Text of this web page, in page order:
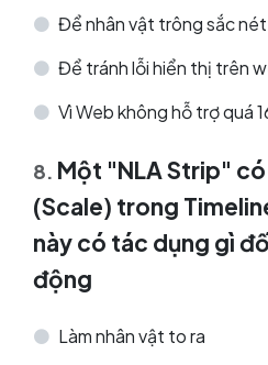
Để nhân vật trông sắc
Để tránh lỗi hiển thị trên
Vì Web không hỗ trợ quá
8. Một "NLA Strip"
(Scale) trong
này có tác dụng gì
động
Làm nhân vật to ra